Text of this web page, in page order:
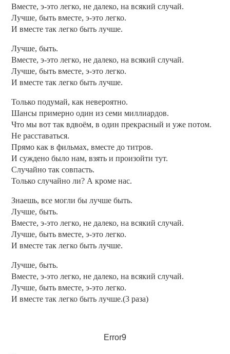
Вместе, э-это легко, не далеко, на всякий случай.
Лучше, быть вместе, э-это легко.
И вместе так легко быть лучше.
Лучше, быть.
Вместе, э-это легко, не далеко, на всякий случай.
Лучше, быть вместе, э-это легко.
И вместе так легко быть лучше.
Только подумай, как невероятно.
Шансы примерно один из семи миллиардов.
Что мы вот так вдвоём, в один прекрасный и уже потом.
Не расставаться.
Прямо как в фильмах, вместе до титров.
И суждено было нам, взять и произойти тут.
Случайно так совпасть.
Только случайно ли? А кроме нас.
Знаешь, все могли бы лучше быть.
Лучше, быть.
Вместе, э-это легко, не далеко, на всякий случай.
Лучше, быть вместе, э-это легко.
И вместе так легко быть лучше.
Лучше, быть.
Вместе, э-это легко, не далеко, на всякий случай.
Лучше, быть вместе, э-это легко.
И вместе так легко быть лучше.(3 раза)
Error9